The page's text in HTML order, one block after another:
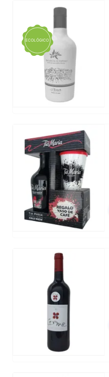
ECOLÓGICO